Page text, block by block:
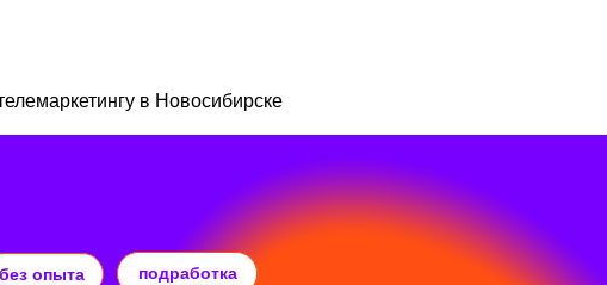
в Новосибирске
без опыта подработка